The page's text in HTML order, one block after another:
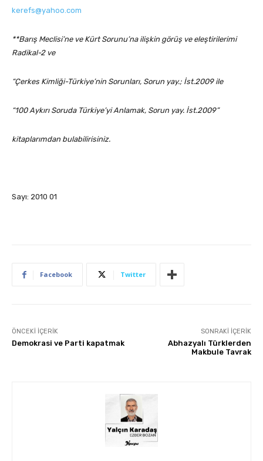
kerefs@yahoo.com
**Barış Meclisi’ne ve Kürt Sorunu’na ilişkin görüş ve eleştirilerimi
Radikal-2 ve
“Çerkes Kimliği-Türkiye’nin Sorunları, Sorun yay.; İst.2009 ile
“100 Aykırı Soruda Türkiye’yi Anlamak, Sorun yay. İst.2009”
kitaplarımdan bulabilirisiniz.
Sayı: 2010 01
Facebook Twitter
ÖNCEKI İÇERIK
Demokrasi ve Parti kapatmak
SONRAKI İÇERIK
Abhazyalı Türklerden
Makbule Tavrak